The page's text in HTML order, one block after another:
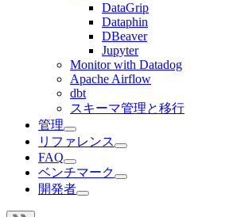
DataGrip
Dataphin
DBeaver
Jupyter
Monitor with Datadog
Apache Airflow
dbt
スキーマ管理と移行
管理
リファレンス
FAQ
ベンチマーク
開発者